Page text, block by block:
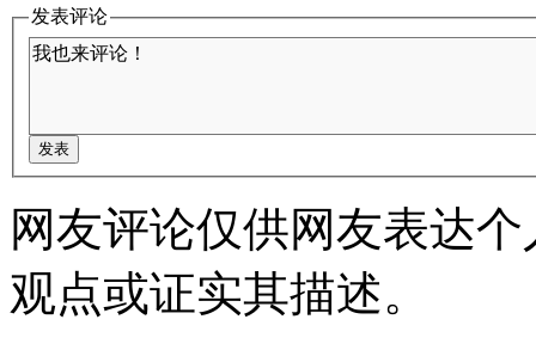
发表评论
网友评论仅供网友表达
观点或证实其描述。